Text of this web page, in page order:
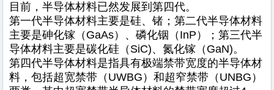
目前，半导体材料已然发展到第四代。
第一代半导体材料主要是硅、锗；第二代半导体材料
主要是砷化镓（GaAs）、磷化铟（InP）；第三代半
导体材料主要是碳化硅（SiC)、氮化镓（GaN)。
第四代半导体材料是指具有极端禁带宽度的半导体材
料，包括超宽禁带（UWBG）和超窄禁带（UNBG）